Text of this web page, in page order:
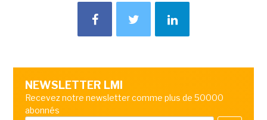
NEWSLETTER LMI
Recevez notre newsletter comme plus de 50000
abonnés